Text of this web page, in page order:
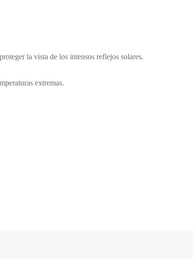
la vista de los intensos reflejos solares.
extremas.